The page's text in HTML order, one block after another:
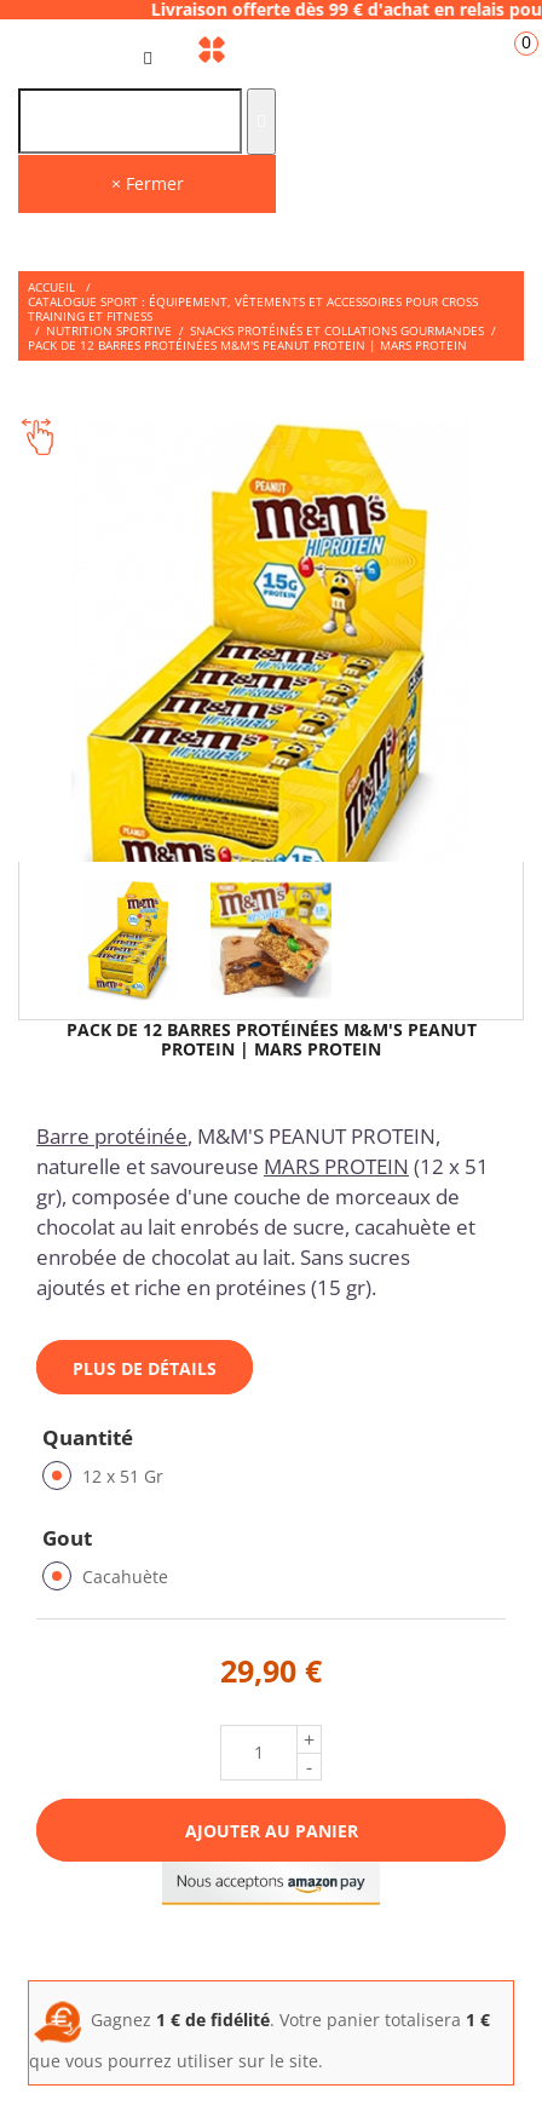
Livraison offerte dès 99 € d'achat en
× Fermer
0
ACCUEIL
/
CATALOGUE SPORT : ÉQUIPEMENT, VÊTEMENTS ET ACCESSOIRES POUR CROSS
TRAINING ET FITNESS
/ NUTRITION SPORTIVE / SNACKS PROTÉINÉS ET COLLATIONS GOURMANDES /
PACK DE 12 BARRES PROTÉINÉES M&M'S PEANUT PROTEIN | MARS PROTEIN
PACK DE 12 BARRES PROTÉINÉES M&M'S PEANUT
PROTEIN | MARS PROTEIN
Barre protéinée, M&M'S PEANUT PROTEIN,
naturelle et savoureuse MARS PROTEIN (12 x 51
gr), composée d'une couche de morceaux de
chocolat au lait enrobés de sucre, cacahuète et
enrobée de chocolat au lait. Sans sucres
ajoutés et riche en protéines (15 gr).
PLUS DE DÉTAILS
Quantité
12 x 51 Gr
Gout
Cacahuète
29,90 €
+
-
AJOUTER AU PANIER
Gagnez 1 € de fidélité. Votre panier totalisera 1 €
que vous pourrez utiliser sur le site.